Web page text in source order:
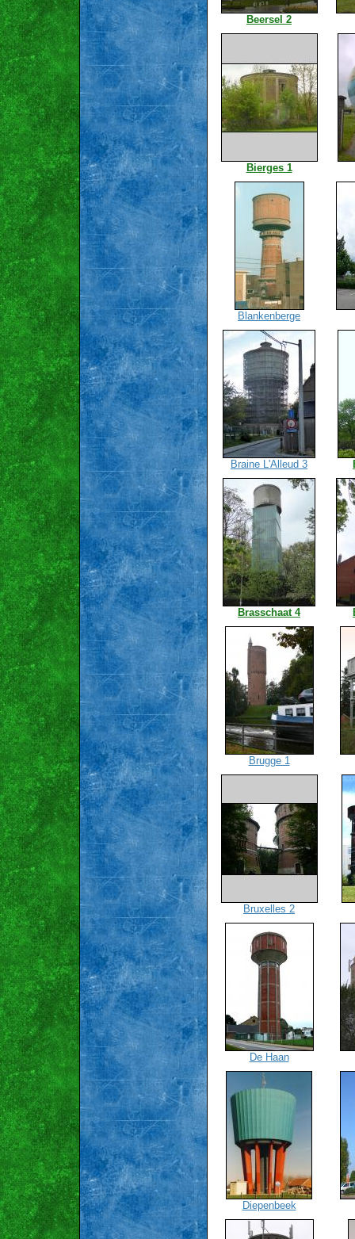
Beersel 2
Bierges 1
Blankenberge
Braine L'Alleud 3
Brasschaat 4
Brugge 1
Bruxelles 2
De Haan
Diepenbeek